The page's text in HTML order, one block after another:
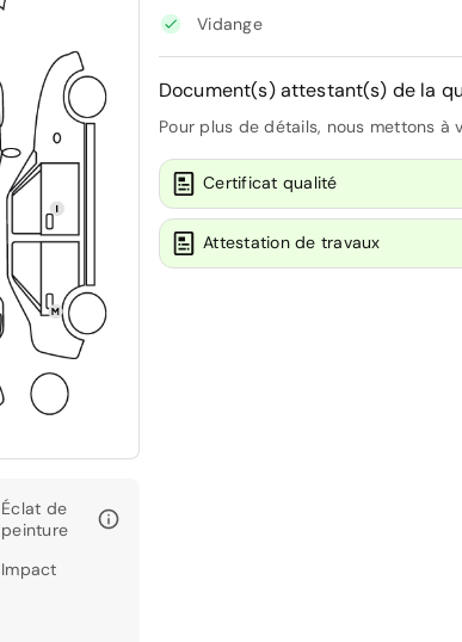
Éclat de
peinture
Impact
Vidange
Document(s) attestant(s) de la
Pour plus de détails, nous mettons à
Certificat qualité
Attestation de travaux